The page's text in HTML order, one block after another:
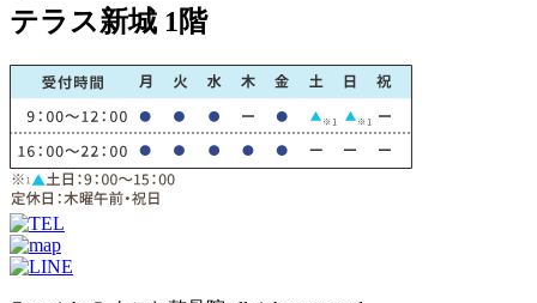
テラス新城 1階